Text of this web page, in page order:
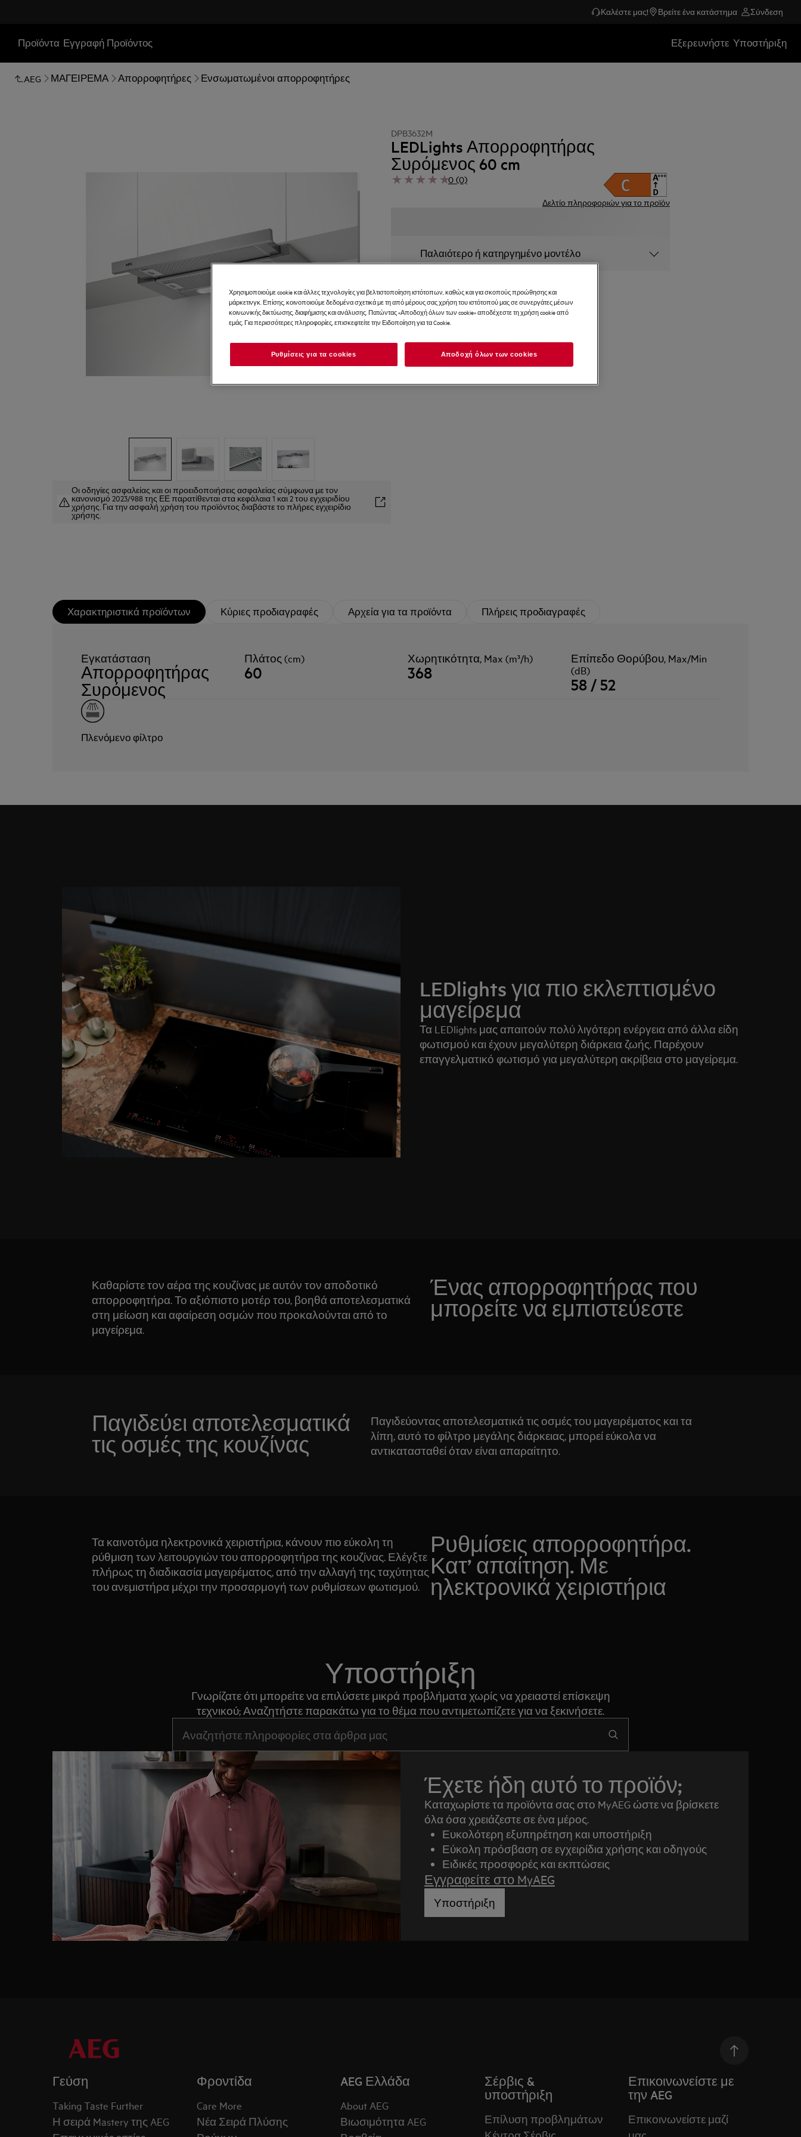
Καλέστε μας! Βρείτε ένα κατάστημα Σύνδεση
Προϊόντα Εγγραφή Προϊόντος Εξερευνήστε Υποστήριξη
AEG ΜΑΓΕΙΡΕΜΑ Απορροφητήρες Ενσωματωμένοι απορροφητήρες
Οι οδηγίες ασφαλείας και οι προειδοποιήσεις ασφαλείας σύμφωνα με τον
κανονισμό 2023/988 της ΕΕ παρατίθενται στα κεφάλαια 1 και 2 του εγχειριδίου
χρήσης. Για την ασφαλή χρήση του προϊόντος διαβάστε το πλήρες εγχειρίδιο
χρήσης.
DPB3632M
LEDLights Απορροφητήρας
Συρόμενος 60 cm
0 (0)
Δελτίο πληροφοριών για το προϊόν
Παλαιότερο ή κατηργημένο μοντέλο
Χαρακτηριστικά προϊόντων Κύριες προδιαγραφές Αρχεία για τα προϊόντα Πλήρεις προδιαγραφές
Εγκατάσταση
Απορροφητήρας
Συρόμενος
Πλάτος (cm)
60
Χωρητικότητα, Max (m³/h)
368
Επίπεδο Θορύβου, Max/Min
(dB)
58 / 52
Πλενόμενο φίλτρο
LEDlights για πιο εκλεπτισμένο
μαγείρεμα
Τα LEDlights μας απαιτούν πολύ λιγότερη ενέργεια από άλλα είδη
φωτισμού και έχουν μεγαλύτερη διάρκεια ζωής. Παρέχουν
επαγγελματικό φωτισμό για μεγαλύτερη ακρίβεια στο μαγείρεμα.
Ένας απορροφητήρας που
μπορείτε να εμπιστεύεστε
Καθαρίστε τον αέρα της κουζίνας με αυτόν τον αποδοτικό
απορροφητήρα. Το αξιόπιστο μοτέρ του, βοηθά αποτελεσματικά
στη μείωση και αφαίρεση οσμών που προκαλούνται από το
μαγείρεμα.
Παγιδεύει αποτελεσματικά
τις οσμές της κουζίνας
Παγιδεύοντας αποτελεσματικά τις οσμές του μαγειρέματος και τα
λίπη, αυτό το φίλτρο μεγάλης διάρκειας, μπορεί εύκολα να
αντικατασταθεί όταν είναι απαραίτητο.
Ρυθμίσεις απορροφητήρα.
Κατ’ απαίτηση. Με
ηλεκτρονικά χειριστήρια
Τα καινοτόμα ηλεκτρονικά χειριστήρια, κάνουν πιο εύκολη τη
ρύθμιση των λειτουργιών του απορροφητήρα της κουζίνας. Ελέγξτε
πλήρως τη διαδικασία μαγειρέματος, από την αλλαγή της ταχύτητας
του ανεμιστήρα μέχρι την προσαρμογή των ρυθμίσεων φωτισμού.
Υποστήριξη
Γνωρίζατε ότι μπορείτε να επιλύσετε μικρά προβλήματα χωρίς να χρειαστεί επίσκεψη
τεχνικού; Αναζητήστε παρακάτω για το θέμα που αντιμετωπίζετε για να ξεκινήσετε.
Έχετε ήδη αυτό το προϊόν;
Καταχωρίστε τα προϊόντα σας στο MyAEG ώστε να βρίσκετε
όλα όσα χρειάζεστε σε ένα μέρος.
Ευκολότερη εξυπηρέτηση και υποστήριξη
Εύκολη πρόσβαση σε εγχειρίδια χρήσης και οδηγούς
Ειδικές προσφορές και εκπτώσεις
Εγγραφείτε στο MyAEG
Υποστήριξη
Γεύση
Taking Taste Further
Η σειρά Mastery της AEG
Φροντίδα
Care More
Νέα Σειρά Πλύσης
AEG Ελλάδα
About AEG
Βιωσιμότητα AEG
Σέρβις &
υποστήριξη
Επίλυση προβλημάτων
Επικοινωνείστε με
την AEG
Επικοινωνείστε μαζί
Χρησιμοποιούμε cookie και άλλες τεχνολογίες για βελτιστοποίηση ιστότοπων, καθώς και για σκοπούς προώθησης και
μάρκετινγκ. Επίσης, κοινοποιούμε δεδομένα σχετικά με τη από μέρους σας χρήση του ιστότοπού μας σε συνεργάτες μέσων
κοινωνικής δικτύωσης, διαφήμισης και ανάλυσης. Πατώντας «Αποδοχή όλων των cookie» αποδέχεστε τη χρήση cookie από
εμάς. Για περισσότερες πληροφορίες, επισκεφτείτε την Ειδοποίηση για τα Cookie.
Ρυθμίσεις για τα cookies Αποδοχή όλων των cookies